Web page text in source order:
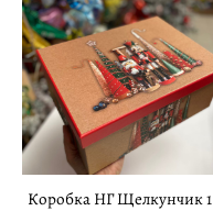
Коробка НГ Щелкунчик 1